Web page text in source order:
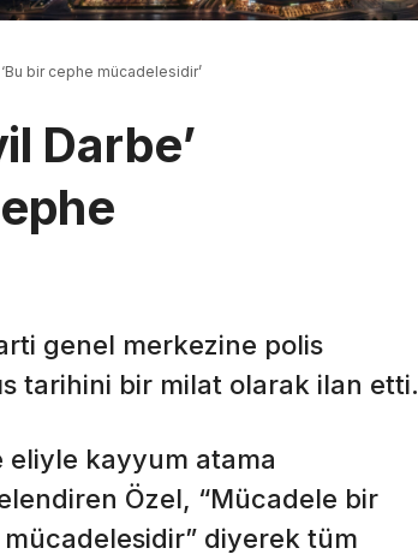
bir cephe mücadelesidir’
Darbe’
genel merkezine polis
tarihini bir milat olarak ilan etti.
eliyle kayyum atama
Özel, “Mücadele bir
diyerek tüm